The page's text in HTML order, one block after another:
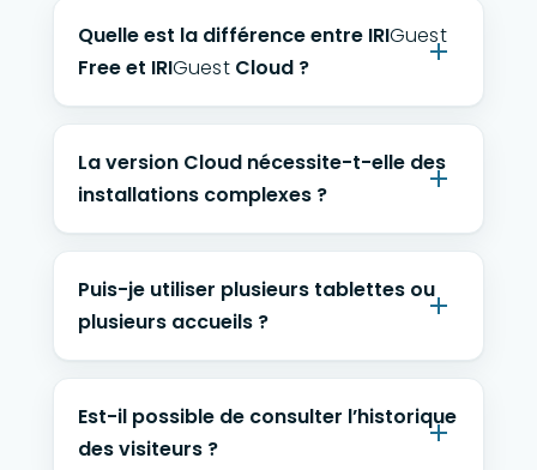
Quelle est la différence entre IRIGuest
Free et IRIGuestCloud ?
La version Cloud nécessite-t-elle des
installations complexes ?
Puis-je utiliser plusieurs tablettes ou
plusieurs accueils ?
Est-il possible de consulter l’historique
des visiteurs ?